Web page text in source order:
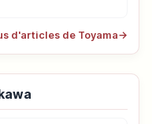
d'articles de Toyama→